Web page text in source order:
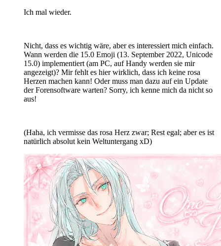
Ich mal wieder.
Nicht, dass es wichtig wäre, aber es interessiert mich einfach.
Wann werden die 15.0 Emoji (13. September 2022, Unicode
15.0) implementiert (am PC, auf Handy werden sie mir
angezeigt)? Mir fehlt es hier wirklich, dass ich keine rosa
Herzen machen kann! Oder muss man dazu auf ein Update
der Forensoftware warten? Sorry, ich kenne mich da nicht so
aus!
(Haha, ich vermisse das rosa Herz zwar; Rest egal; aber es ist
natürlich absolut kein Weltuntergang xD)